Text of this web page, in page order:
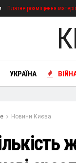
Платне розміщення
УКРАЇНА
Новини Києва